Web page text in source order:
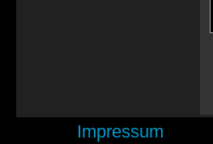
Impressum